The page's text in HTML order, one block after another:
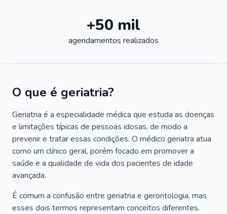
+50 mil
agendamentos realizados
O que é geriatria?
Geriatria é a especialidade médica que estuda as doenças
e limitações típicas de pessoas idosas, de modo a
prevenir e tratar essas condições. O médico geriatra atua
como um clínico geral, porém focado em promover a
saúde e a qualidade de vida dos pacientes de idade
avançada.
É comum a confusão entre geriatria e gerontologia, mas
esses dois termos representam conceitos diferentes.